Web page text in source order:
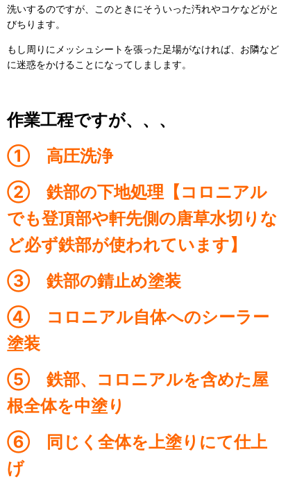
洗いするのですが、このときにそういった汚れやコケなどがと
びちります。
もし周りにメッシュシートを張った足場がなければ、お隣など
に迷惑をかけることになってしまします。
作業工程ですが、、、
① 高圧洗浄
② 鉄部の下地処理【コロニアル
でも登頂部や軒先側の唐草水切りな
ど必ず鉄部が使われています】
③ 鉄部の錆止め塗装
④ コロニアル自体へのシーラー
塗装
⑤ 鉄部、コロニアルを含めた屋
根全体を中塗り
⑥ 同じく全体を上塗りにて仕上
げ